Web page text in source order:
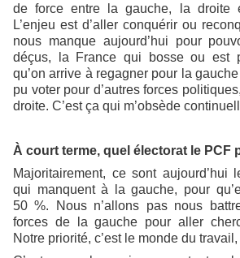
de force entre la gauche, la droite
L’enjeu est d’aller conquérir ou
nous manque aujourd’hui pour
déçus, la France qui bosse ou est
qu’on arrive à regagner pour la
pu voter pour d’autres forces
droite. C’est ça qui m’obsède
À court terme, quel électorat le PCF
Majoritairement, ce sont aujourd’hui
qui manquent à la gauche, pour
50 %. Nous n’allons pas nous
forces de la gauche pour aller
Notre priorité, c’est le monde du